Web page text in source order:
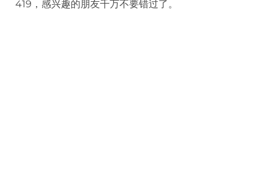
419，感兴趣的朋友千万不要错过了。